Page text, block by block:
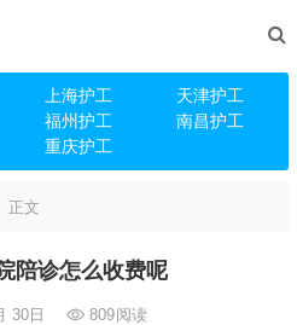
上海护工
天津护工
福州护工
南昌护工
重庆护工
正文
陪诊怎么收费呢
30日 809阅读